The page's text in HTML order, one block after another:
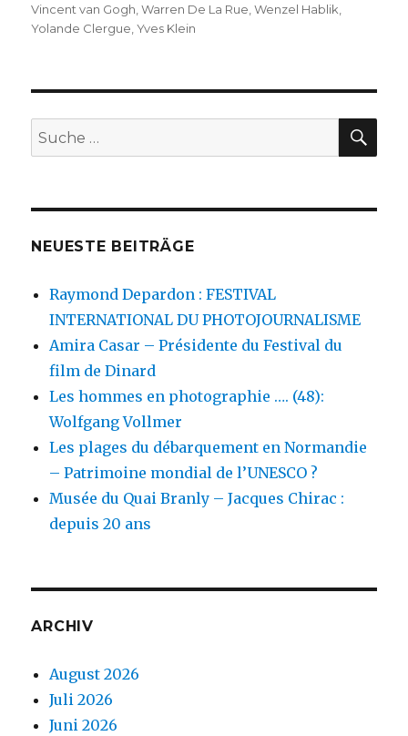
Vincent van Gogh,Warren De La Rue,Wenzel Hablik,
Yolande Clergue,Yves Klein
Suche
nach:
NEUESTE BEITRÄGE
Raymond Depardon : FESTIVAL
INTERNATIONAL DU PHOTOJOURNALISME
Amira Casar – Présidente du Festival du
film de Dinard
Les hommes en photographie …. (48):
Wolfgang Vollmer
Les plages du débarquement en Normandie
– Patrimoine mondial de l’UNESCO ?
Musée du Quai Branly – Jacques Chirac :
depuis 20 ans
ARCHIV
August 2026
Juli 2026
Juni 2026